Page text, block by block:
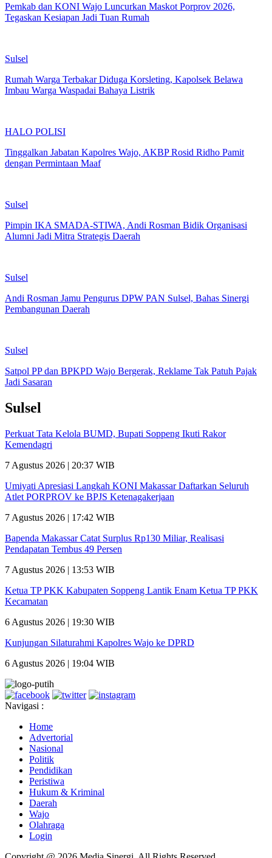
Pemkab dan KONI Wajo Luncurkan Maskot Porprov 2026,
Tegaskan Kesiapan Jadi Tuan Rumah
Sulsel
Rumah Warga Terbakar Diduga Korsleting, Kapolsek Belawa
Imbau Warga Waspadai Bahaya Listrik
HALO POLISI
Tinggalkan Jabatan Kapolres Wajo, AKBP Rosid Ridho Pamit
dengan Permintaan Maaf
Sulsel
Pimpin IKA SMADA-STIWA, Andi Rosman Bidik Organisasi
Alumni Jadi Mitra Strategis Daerah
Sulsel
Andi Rosman Jamu Pengurus DPW PAN Sulsel, Bahas Sinergi
Pembangunan Daerah
Sulsel
Satpol PP dan BPKPD Wajo Bergerak, Reklame Tak Patuh Pajak
Jadi Sasaran
Sulsel
Perkuat Tata Kelola BUMD, Bupati Soppeng Ikuti Rakor
Kemendagri
7 Agustus 2026 | 20:37 WIB
Umiyati Apresiasi Langkah KONI Makassar Daftarkan Seluruh
Atlet PORPROV ke BPJS Ketenagakerjaan
7 Agustus 2026 | 17:42 WIB
Bapenda Makassar Catat Surplus Rp130 Miliar, Realisasi
Pendapatan Tembus 49 Persen
7 Agustus 2026 | 13:53 WIB
Ketua TP PKK Kabupaten Soppeng Lantik Enam Ketua TP PKK
Kecamatan
6 Agustus 2026 | 19:30 WIB
Kunjungan Silaturahmi Kapolres Wajo ke DPRD
6 Agustus 2026 | 19:04 WIB
Navigasi :
Home
Advertorial
Nasional
Politik
Pendidikan
Peristiwa
Hukum & Kriminal
Daerah
Wajo
Olahraga
Login